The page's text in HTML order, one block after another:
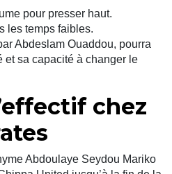
pour presser haut.
les temps faibles.
Abdeslam Ouaddou, pourra
et sa capacité à changer le
chez
Abdoulaye Seydou Mariko